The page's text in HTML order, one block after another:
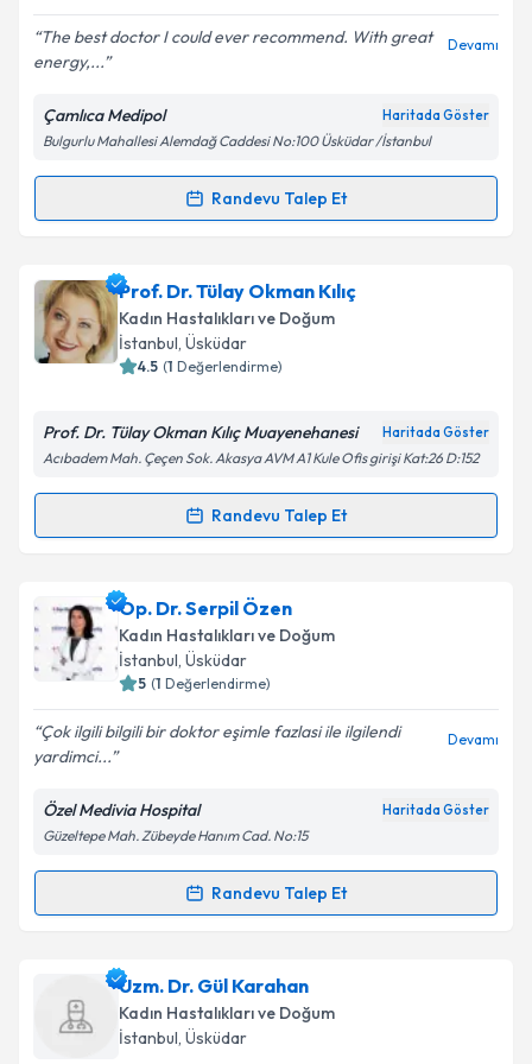
Kişisel verilerimin işlenmesine ilişkin
Aydınlatma
Metni'ni okudum ve kişisel verilerimin belirtilen
kapsamda işlenmesini kabul ediyorum.
The best doctor I could ever recommend. With great
energy,...
Devamı
Çamlıca Medipol Haritada Göster
Bulgurlu Mahallesi Alemdağ Caddesi No:100 Üsküdar /İstanbul
Randevu Talep Et
Randevu Takvimi Talebi
Op. Dr. Fadime Demircaniçin randevu takvimi
talebi oluşturun. Size bu uzmandan randevu almanız
için bir takvim hazırlandığında e-posta ile
bilgilendireceğiz.
Kişisel verilerimin işlenmesine ilişkin
Takvim Talebini Gönder
Prof. Dr. Tülay Okman Kılıç
Kadın Hastalıkları ve Doğum
İstanbul, Üsküdar
4.5 (1 Değerlendirme)
Prof. Dr. Tülay Okman Kılıç Muayenehanesi Haritada Göster
Acıbadem Mah. Çeçen Sok. Akasya AVM A1 Kule Ofis girişi Kat:26 D:152
Randevu Talep Et
Randevu Takvimi Talebi
Prof. Dr. Tülay Okman Kılıç
talebi oluşturun. Size bu uzmandan randevu almanız
için bir takvim hazırlandığında e-posta ile
bilgilendireceğiz.
E-posta Adresiniz
Kişisel verilerimin işlenmesine ilişkin
Metni'ni okudum ve kişisel verilerimin belirtilen
kapsamda işlenmesini kabul ediyorum.
Op. Dr. Serpil Özen
Kadın Hastalıkları ve Doğum
İstanbul, Üsküdar
5 (1 Değerlendirme)
Çok ilgili bilgili bir doktor eşimle fazlasi ile ilgilendi
yardimci...
Devamı
Özel Medivia Hospital Haritada Göster
Güzeltepe Mah. Zübeyde Hanım Cad. No:15
Randevu Talep Et
Randevu Takvimi Talebi
Op. Dr. Serpil Özeniçin randevu takvimi talebi
oluşturun. Size bu uzmandan randevu almanız için bir
takvim hazırlandığında e-posta ile bilgilendireceğiz.
Uzm. Dr. Gül Karahan
Kadın Hastalıkları ve Doğum
İstanbul, Üsküdar